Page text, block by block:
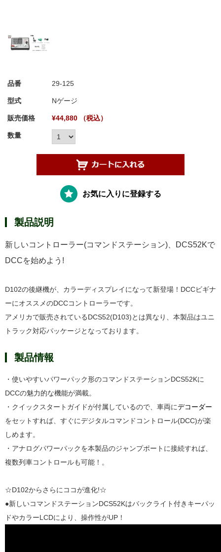
品番 29-125
型式 Nゲージ
販売価格 ¥44,880 （税込）
数量
お気に入りに登録する
製品説明
新しいコントローラー(コマンドステーション)、DCS52Kで
DCCを始めよう!
D102の後継機が、カラーディスプレイになって新登場！DCCビギナ
ーにオススメのDCCコントローラーです。
アメリカで販売されているDCS52(D103)とは異なり、本製品はユニ
トラック対応パッケージとなっております。
製品情報
・使いやすいパワーパック形のコマンドステーションDCS52Kに
DCCの魅力的な機能が満載。
・クイックスタートガイドが付属しているので、車両にデコーダー
をセットすれば、すぐにデジタルコマンドコントロール(DCC)が楽
しめます。
・アナログパワーパックを本製品のジャンプポートに接続すれば、
複数列車コントロールも可能！。
☆D102からさらにココが進化!☆
●新しいコマンドステーションDCS52Kはバックライト付きキーパッ
ドやカラーLCDにより、操作性がUP！